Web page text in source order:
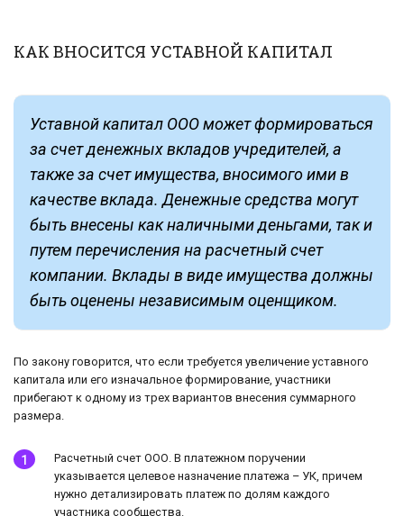
КАК ВНОСИТСЯ УСТАВНОЙ КАПИТАЛ
Уставной капитал ООО может формироваться
за счет денежных вкладов учредителей, а
также за счет имущества, вносимого ими в
качестве вклада. Денежные средства могут
быть внесены как наличными деньгами, так и
путем перечисления на расчетный счет
компании. Вклады в виде имущества должны
быть оценены независимым оценщиком.
По закону говорится, что если требуется увеличение уставного
капитала или его изначальное формирование, участники
прибегают к одному из трех вариантов внесения суммарного
размера.
Расчетный счет ООО. В платежном поручении
указывается целевое назначение платежа – УК, причем
нужно детализировать платеж по долям каждого
участника сообщества.